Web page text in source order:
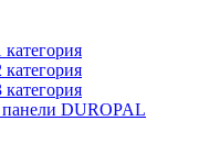
DUROPAL